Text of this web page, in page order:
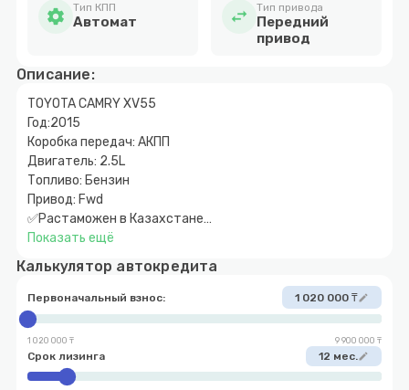
settings Тип КПП
Автомат swap_horiz Тип привода
Передний
привод
Описание:
TOYOTA CAMRY XV55
Год:2015
Коробка передач: АКПП
Двигатель: 2.5L
Топливо: Бензин
Привод: Fwd
✅Растаможен в Казахстане
💰Первоначальный взнос: 10-15% от стоимости
📍Ждем вас по адресу: г. Шымкент ул.Алпысбаева 125/1
📞Телефон: +7 (700) 177-18-23 (Администратор)
Показать ещё
Калькулятор автокредита
Первоначальный взнос: 1 020 000 ₸edit
1 020 000 ₸ 9 900 000 ₸
Срок лизинга 12 мес.edit